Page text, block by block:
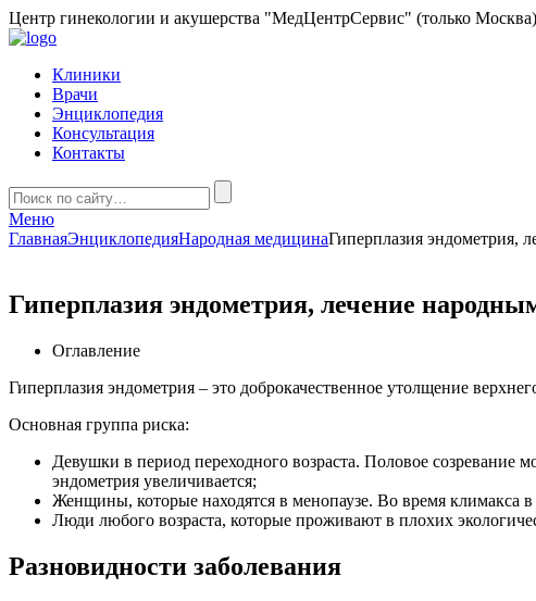
Центр гинекологии и акушерства "МедЦентрСервис" (только
Клиники
Врачи
Энциклопедия
Консультация
Контакты
Меню
ГлавнаяЭнциклопедияНародная медицинаГиперплазия эндометрия,
Гиперплазия эндометрия, лечение
Оглавление
Гиперплазия эндометрия – это доброкачественное утолщение
Основная группа риска:
Девушки в период переходного возраста. Половое созревание
эндометрия увеличивается;
Женщины, которые находятся в менопаузе. Во время климакса
Люди любого возраста, которые проживают в плохих
Разновидности заболевания